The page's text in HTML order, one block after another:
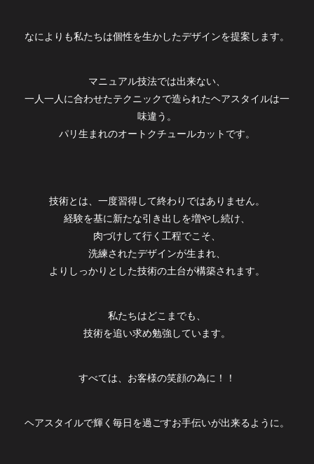
なによりも私たちは個性を生かしたデザインを提案します。
マニュアル技法では出来ない、
一人一人に合わせたテクニックで造られたヘアスタイルは一
味違う。
パリ生まれのオートクチュールカットです。
技術とは、一度習得して終わりではありません。
経験を基に新たな引き出しを増やし続け、
肉づけして行く工程でこそ、
洗練されたデザインが生まれ、
よりしっかりとした技術の土台が構築されます。
​私たちはどこまでも、
技術を追い求め勉強しています。
すべては、お客様の笑顔の為に！！
ヘアスタイルで輝く毎日を過ごすお手伝いが出来るように。